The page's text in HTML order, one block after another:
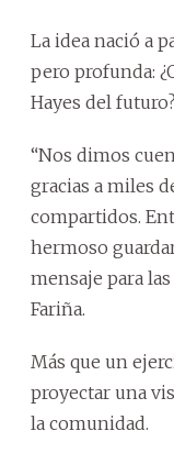
La idea nació a
pero profunda:
Hayes del futuro?
“Nos dimos
gracias a miles
compartidos.
hermoso
mensaje para
Fariña.
Más que un
proyectar una
la comunidad.